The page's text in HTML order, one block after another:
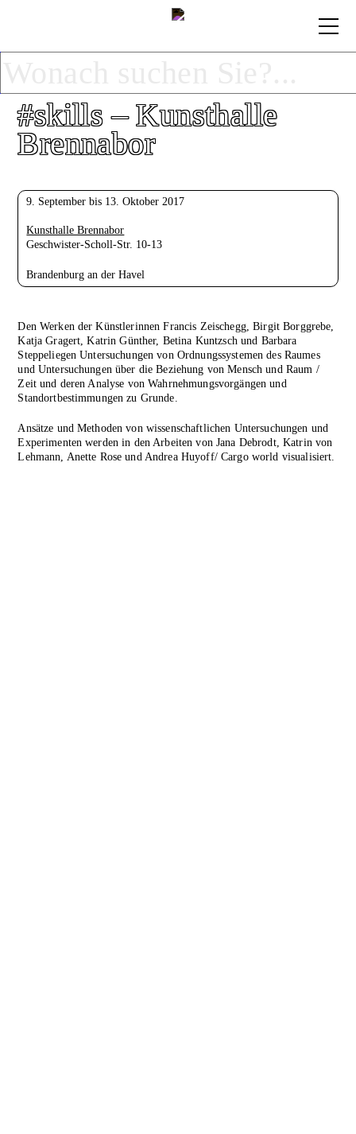
#skills – Kunsthalle
Brennabor
9. September bis 13. Oktober 2017
Kunsthalle Brennabor
Geschwister-Scholl-Str. 10-13
Brandenburg an der Havel
Den Werken der Künstlerinnen Francis Zeischegg, Birgit Borggrebe,
Katja Gragert, Katrin Günther, Betina Kuntzsch und Barbara
Steppeliegen Untersuchungen von Ordnungssystemen des Raumes
und Untersuchungen über die Beziehung von Mensch und Raum /
Zeit und deren Analyse von Wahrnehmungsvorgängen und
Standortbestimmungen zu Grunde.
Ansätze und Methoden von wissenschaftlichen Untersuchungen und
Experimenten werden in den Arbeiten von Jana Debrodt, Katrin von
Lehmann, Anette Rose und Andrea Huyoff/ Cargo world visualisiert.